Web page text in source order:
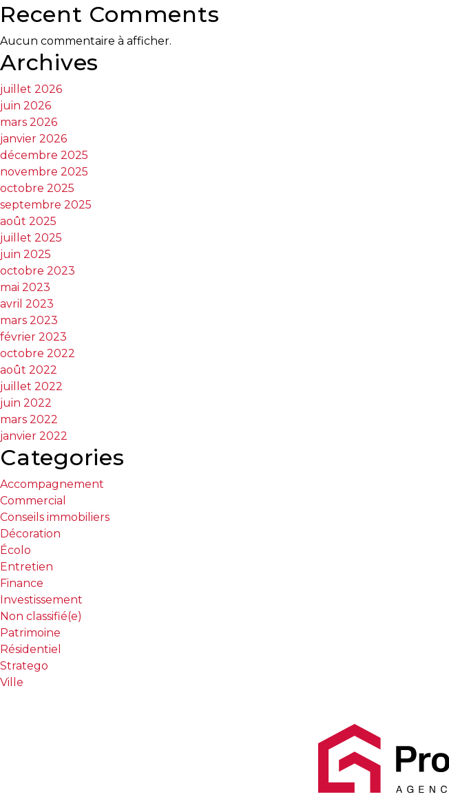
vers
la
tranquillité
d’esprit
Le
défi
de
vendre
à
juste
prix
Les
documents
à
avoir
en
main
Pour
vendre
rapidement,
faites
bonne
impression!
Activi-
T
Programme
Visibili-
T
Programmes
exclusifs
Recent Comments
Aucun commentaire à afficher.
Archives
juillet 2026
juin 2026
mars 2026
janvier 2026
décembre 2025
novembre 2025
octobre 2025
septembre 2025
août 2025
juillet 2025
juin 2025
octobre 2023
mai 2023
avril 2023
mars 2023
février 2023
octobre 2022
août 2022
juillet 2022
juin 2022
mars 2022
janvier 2022
Categories
Accompagnement
Commercial
Conseils immobiliers
Décoration
Écolo
Entretien
Finance
Investissement
Non classifié(e)
Patrimoine
Résidentiel
Stratego
Ville